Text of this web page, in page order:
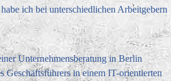
ich bei unterschiedlichen Arbeitgebern
Unternehmensberatung in Berlin
Geschäftsführers in einem IT-orientierten